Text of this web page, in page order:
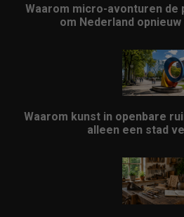
Waarom micro-avonturen
om Nederland
Waarom kunst in openbare
alleen een stad